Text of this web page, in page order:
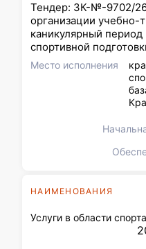
Тендер: ЗК-№-9702/26
организации учебно-
каникулярный
спортивной
Место исполнения
НАИМЕНОВАНИЯ
Услуги в области